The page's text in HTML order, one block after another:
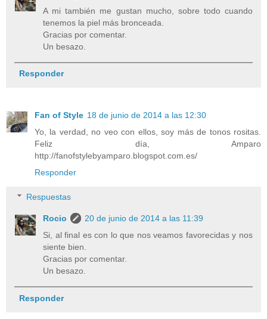
A mi también me gustan mucho, sobre todo cuando
tenemos la piel más bronceada.
Gracias por comentar.
Un besazo.
Responder
Fan of Style 18 de junio de 2014 a las 12:30
Yo, la verdad, no veo con ellos, soy más de tonos rositas.
Feliz día, Amparo
http://fanofstylebyamparo.blogspot.com.es/
Responder
Respuestas
Rocio
20 de junio de 2014 a las 11:39
Si, al final es con lo que nos veamos favorecidas y nos
siente bien.
Gracias por comentar.
Un besazo.
Responder